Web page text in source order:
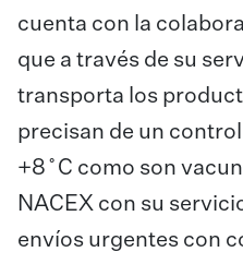
cuenta con la
que a través de su
transporta los
precisan de un
+8˚C como son
NACEX con su
envíos urgentes con